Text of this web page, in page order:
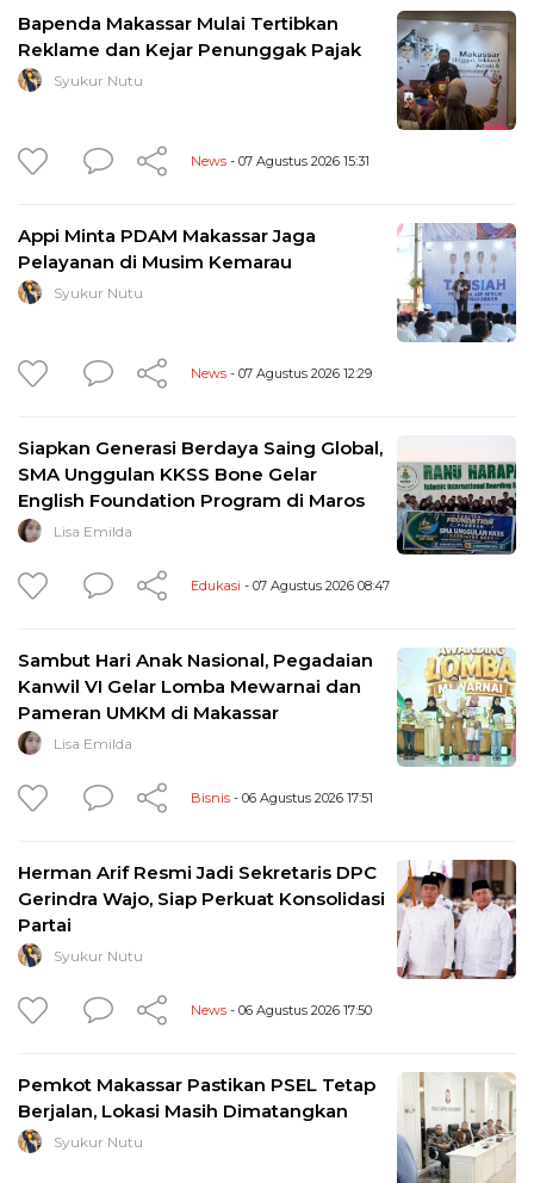
Bapenda Makassar Mulai Tertibkan
Reklame dan Kejar Penunggak Pajak
Syukur Nutu
News - 07 Agustus 2026 15:31
Appi Minta PDAM Makassar Jaga
Pelayanan di Musim Kemarau
Syukur Nutu
News - 07 Agustus 2026 12:29
Siapkan Generasi Berdaya Saing Global,
SMA Unggulan KKSS Bone Gelar
English Foundation Program di Maros
Lisa Emilda
Edukasi - 07 Agustus 2026 08:47
Sambut Hari Anak Nasional, Pegadaian
Kanwil VI Gelar Lomba Mewarnai dan
Pameran UMKM di Makassar
Lisa Emilda
Bisnis - 06 Agustus 2026 17:51
Herman Arif Resmi Jadi Sekretaris DPC
Gerindra Wajo, Siap Perkuat Konsolidasi
Partai
Syukur Nutu
News - 06 Agustus 2026 17:50
Pemkot Makassar Pastikan PSEL Tetap
Berjalan, Lokasi Masih Dimatangkan
Syukur Nutu